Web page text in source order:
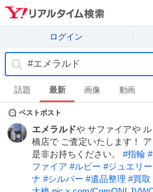
ログイン
話題 最新 画像 動画
ベストポスト
エメラルドや サファイアや
橋店で ご査定いたします！ ア
是非お持ちください。 #指輪 #
ファイア #ルビー #ジュエリー
ナ #シルバー #遺品整理 #買取